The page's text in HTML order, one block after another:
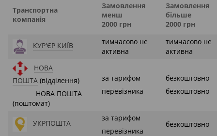
Транспортна
компанія
Замовлення
менш
2000 грн
Замовлення
більше
2000 грн
КУР'ЄР КИЇВ
тимчасово не
активна
тимчасово не
активна
НОВА
ПОШТА (відділення)
НОВА ПОШТА
(поштомат)
за тарифом
перевізника
безкоштовно
безкоштовно
УКРПОШТА
за тарифом
перевізника
безкоштовно